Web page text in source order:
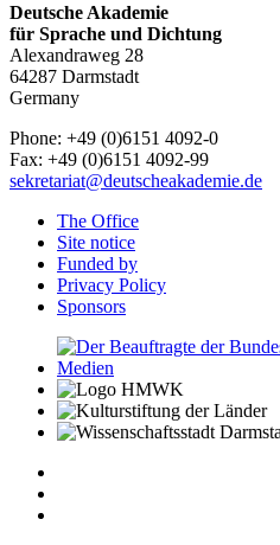
Deutsche Akademie
für Sprache und Dichtung
Alexandraweg 28
64287 Darmstadt
Germany
Phone: +49 (0)6151 4092-0
Fax: +49 (0)6151 4092-99
sekretariat@deutscheakademie.de
The Office
Site notice
Funded by
Privacy Policy
Sponsors